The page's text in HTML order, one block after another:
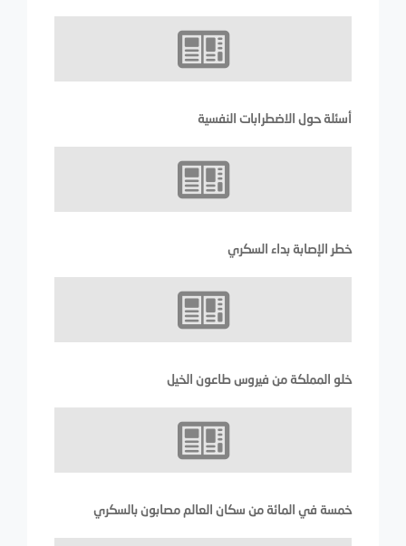
أسئلة حول الاضطرابات النفسية
خطر الإصابة بداء السكري
خلو المملكة من فيروس طاعون الخيل
خمسة في المائة من سكان العالم مصابون بالسكري